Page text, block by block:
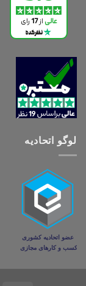
لوگو اتحادیه